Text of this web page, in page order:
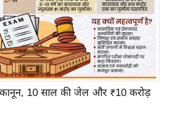
10 साल की जेल और ₹10 करोड़